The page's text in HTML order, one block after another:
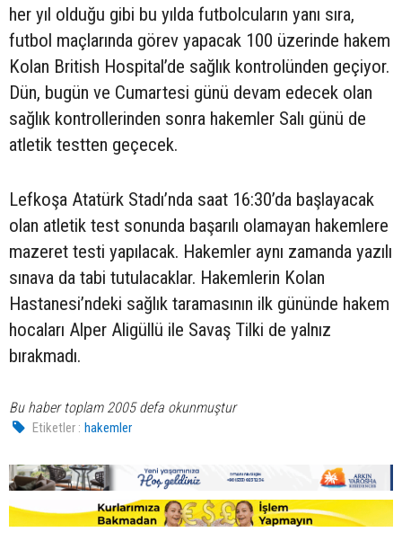
her yıl olduğu gibi bu yılda futbolcuların yanı sıra,
futbol maçlarında görev yapacak 100 üzerinde hakem
Kolan British Hospital’de sağlık kontrolünden geçiyor.
Dün, bugün ve Cumartesi günü devam edecek olan
sağlık kontrollerinden sonra hakemler Salı günü de
atletik testten geçecek.
Lefkoşa Atatürk Stadı’nda saat 16:30’da başlayacak
olan atletik test sonunda başarılı olamayan hakemlere
mazeret testi yapılacak. Hakemler aynı zamanda yazılı
sınava da tabi tutulacaklar. Hakemlerin Kolan
Hastanesi’ndeki sağlık taramasının ilk gününde hakem
hocaları Alper Aligüllü ile Savaş Tilki de yalnız
bırakmadı.
Bu haber toplam 2005 defa okunmuştur
Etiketler : hakemler